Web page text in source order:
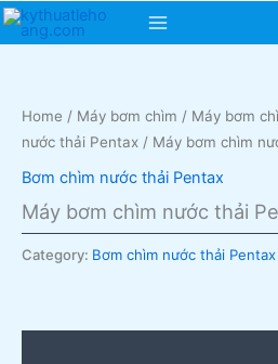
Skip
Main
Home / Máy bơm chìm / Máy bơm
nước thải Pentax / Máy bơm chìm
Bơm chìm nước thải Pentax
Máy bơm chìm nước thải
Category: Bơm chìm nước thải Pentax